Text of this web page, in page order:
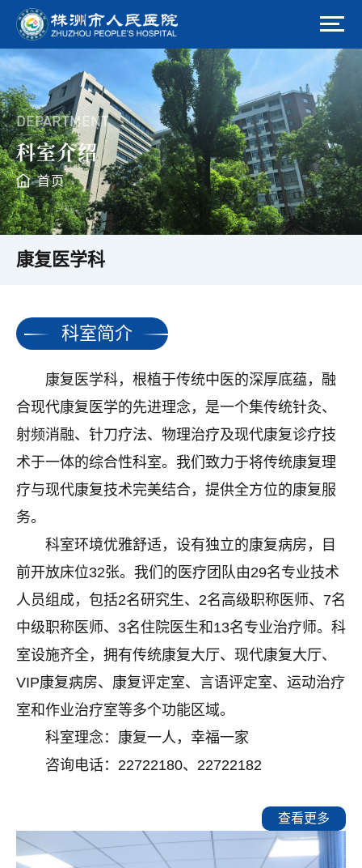
DEPARTMENT
科室介绍
首页
康复医学科
科室简介
康复医学科，根植于传统中医的深厚底蕴，融
合现代康复医学的先进理念，是一个集传统针灸、
射频消融、针刀疗法、物理治疗及现代康复诊疗技
术于一体的综合性科室。我们致力于将传统康复理
疗与现代康复技术完美结合，提供全方位的康复服
务。
科室环境优雅舒适，设有独立的康复病房，目
前开放床位32张。我们的医疗团队由29名专业技术
人员组成，包括2名研究生、2名高级职称医师、7名
中级职称医师、3名住院医生和13名专业治疗师。科
室设施齐全，拥有传统康复大厅、现代康复大厅、
VIP康复病房、康复评定室、言语评定室、运动治疗
室和作业治疗室等多个功能区域。
科室理念：康复一人，幸福一家
咨询电话：22722180、22722182
查看更多